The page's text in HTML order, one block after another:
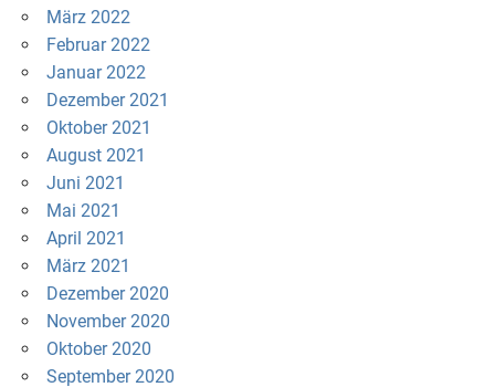
März 2022
Februar 2022
Januar 2022
Dezember 2021
Oktober 2021
August 2021
Juni 2021
Mai 2021
April 2021
März 2021
Dezember 2020
November 2020
Oktober 2020
September 2020